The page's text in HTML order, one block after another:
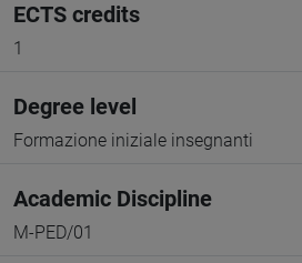
ECTS credits
1
Degree level
Formazione iniziale insegnanti
Academic Discipline
M-PED/01